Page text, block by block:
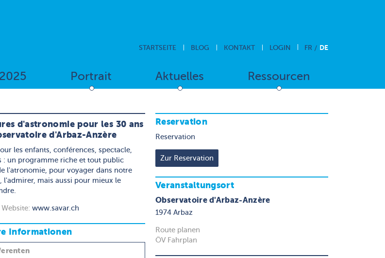
FR DE
LOGIN
STARTSEITE BLOG KONTAKT
Portrait Aktuelles Ressourcen
d'astronomie pour les 30 ans
d'Arbaz-Anzère
les enfants, conférences, spectacle,
: un programme riche et tout public
l'atronomie, pour voyager dans notre
l'admirer, mais aussi pour mieux le
Website: www.savar.ch
Informationen
Reservation
Reservation
Veranstaltungsort
Observatoire d'Arbaz-Anzère
1974 Arbaz
Route planen
ÖV Fahrplan